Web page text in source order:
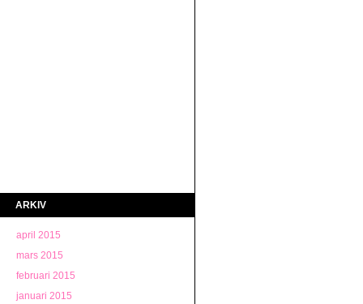
ARKIV
april 2015
mars 2015
februari 2015
januari 2015